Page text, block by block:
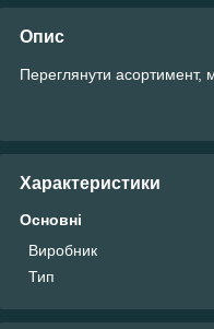
Опис
Переглянути асортимент,
Характеристики
Основні
Виробник
Тип